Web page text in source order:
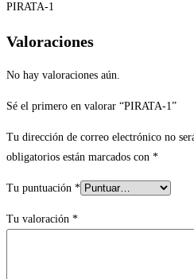
PIRATA-1
Valoraciones
No hay valoraciones aún.
Sé el primero en valorar “PIRATA-1”
Tu dirección de correo electrónico no
obligatorios están marcados con *
Tu puntuación *
Tu valoración *